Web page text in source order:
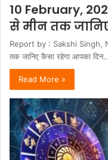
10 February,
से मीन तक
Report by : Sakshi Singh,
तक जानिए कैसा रहेगा आपका
Read More »